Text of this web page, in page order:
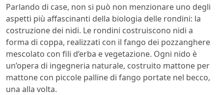
Parlando di case, non si può non menzionare uno degli
aspetti più affascinanti della biologia delle rondini: la
costruzione dei nidi. Le rondini costruiscono nidi a
forma di coppa, realizzati con il fango dei pozzanghere
mescolato con fili d’erba e vegetazione. Ogni nido è
un’opera di ingegneria naturale, costruito mattone per
mattone con piccole palline di fango portate nel becco,
una alla volta.